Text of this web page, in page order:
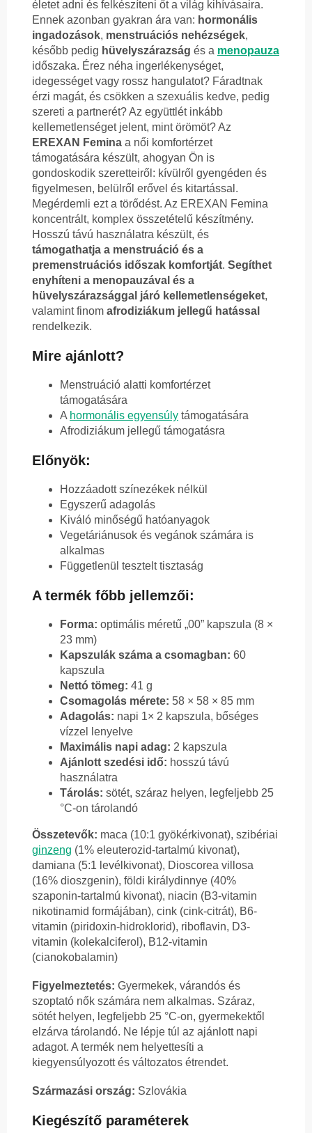
életet adni és felkészíteni őt a világ kihívásaira.
Ennek azonban gyakran ára van: hormonális
ingadozások, menstruációs nehézségek,
később pedig hüvelyszárazság és a menopauza
időszaka. Érez néha ingerlékenységet,
idegességet vagy rossz hangulatot? Fáradtnak
érzi magát, és csökken a szexuális kedve, pedig
szereti a partnerét? Az együttlét inkább
kellemetlenséget jelent, mint örömöt? Az
EREXAN Femina a női komfortérzet
támogatására készült, ahogyan Ön is
gondoskodik szeretteiről: kívülről gyengéden és
figyelmesen, belülről erővel és kitartással.
Megérdemli ezt a törődést. Az EREXAN Femina
koncentrált, komplex összetételű készítmény.
Hosszú távú használatra készült, és
támogathatja a menstruáció és a
premenstruációs időszak komfortját. Segíthet
enyhíteni a menopauzával és a
hüvelyszárazsággal járó kellemetlenségeket,
valamint finom afrodiziákum jellegű hatással
rendelkezik.
Mire ajánlott?
Menstruáció alatti komfortérzet
támogatására
A hormonális egyensúly támogatására
Afrodiziákum jellegű támogatásra
Előnyök:
Hozzáadott színezékek nélkül
Egyszerű adagolás
Kiváló minőségű hatóanyagok
Vegetáriánusok és vegánok számára is
alkalmas
Függetlenül tesztelt tisztaság
A termék főbb jellemzői:
Forma: optimális méretű „00” kapszula (8 ×
23 mm)
Kapszulák száma a csomagban: 60
kapszula
Nettó tömeg: 41 g
Csomagolás mérete: 58 × 58 × 85 mm
Adagolás: napi 1× 2 kapszula, bőséges
vízzel lenyelve
Maximális napi adag: 2 kapszula
Ajánlott szedési idő: hosszú távú
használatra
Tárolás: sötét, száraz helyen, legfeljebb 25
°C-on tárolandó
Összetevők: maca (10:1 gyökérkivonat), szibériai
ginzeng (1% eleuterozid-tartalmú kivonat),
damiana (5:1 levélkivonat), Dioscorea villosa
(16% dioszgenin), földi királydinnye (40%
szaponin-tartalmú kivonat), niacin (B3-vitamin
nikotinamid formájában), cink (cink-citrát), B6-
vitamin (piridoxin-hidroklorid), riboflavin, D3-
vitamin (kolekalciferol), B12-vitamin
(cianokobalamin)
Figyelmeztetés: Gyermekek, várandós és
szoptató nők számára nem alkalmas. Száraz,
sötét helyen, legfeljebb 25 °C-on, gyermekektől
elzárva tárolandó. Ne lépje túl az ajánlott napi
adagot. A termék nem helyettesíti a
kiegyensúlyozott és változatos étrendet.
Származási ország: Szlovákia
Kiegészítő paraméterek